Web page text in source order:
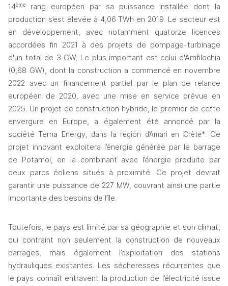
14ème
rang européen par sa puissance installée dont la
production s’est élevée à 4,06 TWh en 2019. Le secteur est
en développement, avec notamment quatorze licences
accordées fin 2021 à des projets de pompage-turbinage
d'un total de 3 GW. Le plus important est celui d'Amfilochia
(0,68 GW), dont la construction a commencé en novembre
2022 avec un financement partiel par le plan de relance
européen de 2020, avec une mise en service prévue en
2025. Un projet de construction hybride, le premier de cette
envergure en Europe, a également été annoncé par la
société Terna Energy, dans la région d’Amari en Crète*. Ce
projet innovant exploitera l’énergie générée par le barrage
de Potamoi, en la combinant avec l’énergie produite par
deux parcs éoliens situés à proximité. Ce projet devrait
garantir une puissance de 227 MW, couvrant ainsi une partie
importante des besoins de l’île.
Toutefois, le pays est limité par sa géographie et son climat,
qui contraint non seulement la construction de nouveaux
barrages, mais également l’exploitation des stations
hydrauliques existantes. Les sécheresses récurrentes que
le pays connaît entravent la production de l’électricité issue